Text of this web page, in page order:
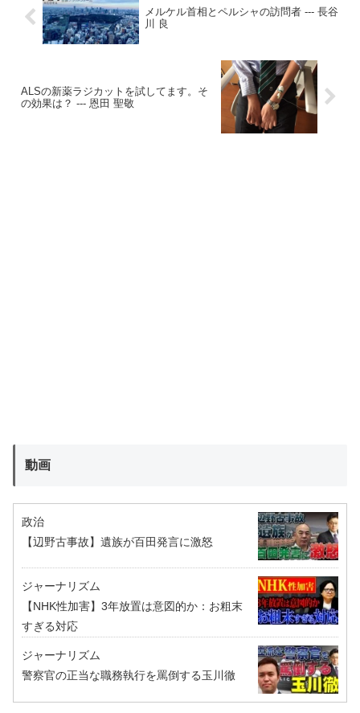
メルケル首相とペルシャの訪問者 --- 長谷
川 良
ALSの新薬ラジカットを試してます。そ
の効果は？ --- 恩田 聖敬
動画
政治
【辺野古事故】遺族が百田発言に激怒
ジャーナリズム
【NHK性加害】3年放置は意図的か：お粗末
すぎる対応
ジャーナリズム
警察官の正当な職務執行を罵倒する玉川徹